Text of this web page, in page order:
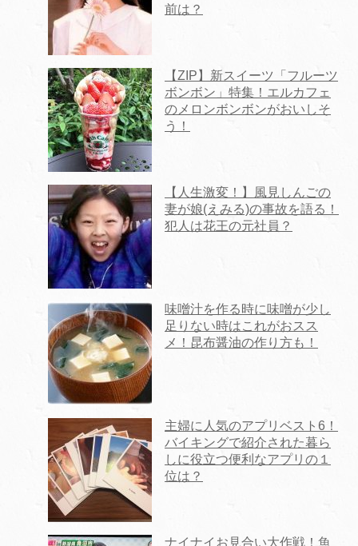
前は？
【ZIP】新スイーツ「フルーツ
ボンボン」特集！エルカフェ
のメロンボンボンがおいしそ
う！
【人生激変！】風見しんごの
妻が娘(えみる)の事故を語る！
犯人は花王の元社員？
味噌汁を作る時に味噌が少し
足りない時はこれがおスス
メ！昆布醤油の作り方も！
主婦に人気のアプリベスト6！
バイキングで紹介された暮ら
しに役立つ便利なアプリの１
位は？
ナイナイお見合い大作戦！魚